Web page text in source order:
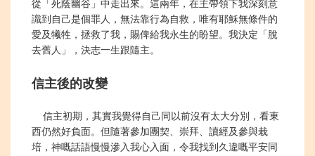
從「死蔭幽谷」中走出來。這兩年，在主帶領下我深刻意
識到自己是個罪人，無法靠行為自救，唯有耶穌無條件的
愛及犧牲，拯救了我，賜俾給我永生的盼望。我決定「脫
去舊人」，決志一生跟隨主。
信主後的改變
信主初期，其實我覺得自己同以前沒有太大分別，看東
西仍然好負面。但隨著參加團契、崇拜、讀經及參與栽
培，神嘅話語慢慢滲入我心入面，令我找到久違嘅平安同